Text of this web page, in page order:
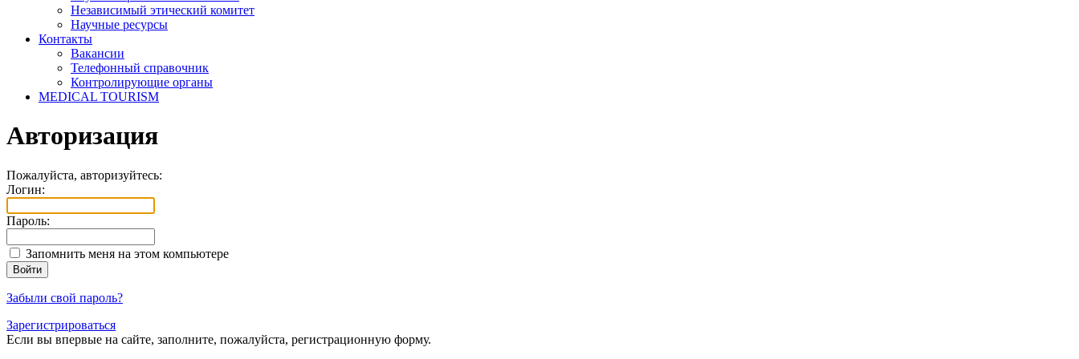
Независимый этический комитет
Научные ресурсы
Контакты
Вакансии
Телефонный справочник
Контролирующие органы
MEDICAL TOURISM
Авторизация
Пожалуйста, авторизуйтесь:
Логин:
Пароль:
Запомнить меня на этом компьютере
Забыли свой пароль?
Зарегистрироваться
Если вы впервые на сайте, заполните, пожалуйста, регистрационную форму.